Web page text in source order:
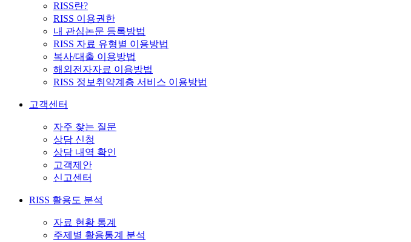
RISS란?
RISS 이용권한
내 관심논문 등록방법
RISS 자료 유형별 이용방법
복사/대출 이용방법
해외전자자료 이용방법
RISS 정보취약계층 서비스 이용방법
고객센터
자주 찾는 질문
상담 신청
상담 내역 확인
고객제안
신고센터
RISS 활용도 분석
자료 현황 통계
주제별 활용통계 분석